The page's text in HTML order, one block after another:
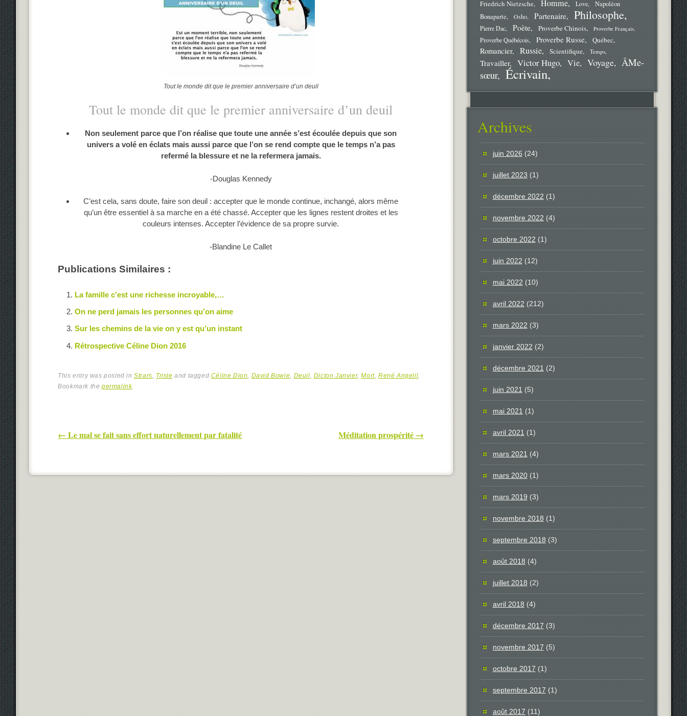
Tout le monde dit que le premier anniversaire d’un deuil
Tout le monde dit que le premier anniversaire d’un deuil
Non seulement parce que l’on réalise que toute une année s’est écoulée depuis que son
univers a volé en éclats mais aussi parce que l’on se rend compte que le temps n’a pas
refermé la blessure et ne la refermera jamais.
-Douglas Kennedy
C’est cela, sans doute, faire son deuil : accepter que le monde continue, inchangé, alors même
qu’un être essentiel à sa marche en a été chassé. Accepter que les lignes restent droites et les
couleurs intenses. Accepter l’évidence de sa propre survie.
-Blandine Le Callet
Publications Similaires :
La famille c’est une richesse incroyable,…
On ne perd jamais les personnes qu’on aime
Sur les chemins de la vie on y est qu’un instant
Rétrospective Céline Dion 2016
This entry was posted inStrars, Triste and tagged Céline Dion, David Bowie, Deuil, Dicton Janvier,Mort, René Angelil.
Bookmark thepermalink.
Post navigation
← Le mal se fait sans effort naturellement par fatalité Méditation prospérité →
Friedrich Nietzsche Homme Love
Napoléon
Bonaparte
Osho Partenaire Philosophe
Pierre Dac Poète Proverbe Chinois Proverbe Français
Proverbe Québécois Proverbe Russe Québec
Romancier Russie Scientifique Temps
Travailler Victor Hugo Vie Voyage
ÂMe-
sœur
Écrivain
Archives
juin 2026 (24)
juillet 2023 (1)
décembre 2022 (1)
novembre 2022 (4)
octobre 2022 (1)
juin 2022 (12)
mai 2022 (10)
avril 2022 (212)
mars 2022 (3)
janvier 2022 (2)
décembre 2021 (2)
juin 2021 (5)
mai 2021 (1)
avril 2021 (1)
mars 2021 (4)
mars 2020(1)
mars 2019 (3)
novembre 2018 (1)
septembre 2018 (3)
août 2018 (4)
juillet 2018 (2)
avril 2018 (4)
décembre 2017 (3)
novembre 2017 (5)
octobre 2017 (1)
septembre 2017 (1)
août 2017 (11)